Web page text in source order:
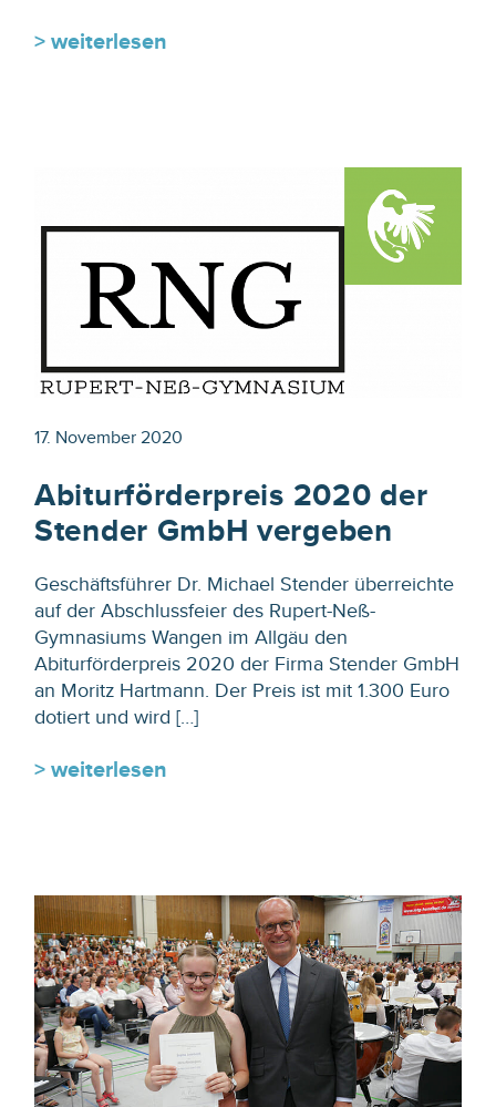
> weiterlesen
17. November 2020
Abiturförderpreis 2020 der
Stender GmbH vergeben
Geschäftsführer Dr. Michael Stender überreichte
auf der Abschlussfeier des Rupert-Neß-
Gymnasiums Wangen im Allgäu den
Abiturförderpreis 2020 der Firma Stender GmbH
an Moritz Hartmann. Der Preis ist mit 1.300 Euro
dotiert und wird […]
> weiterlesen